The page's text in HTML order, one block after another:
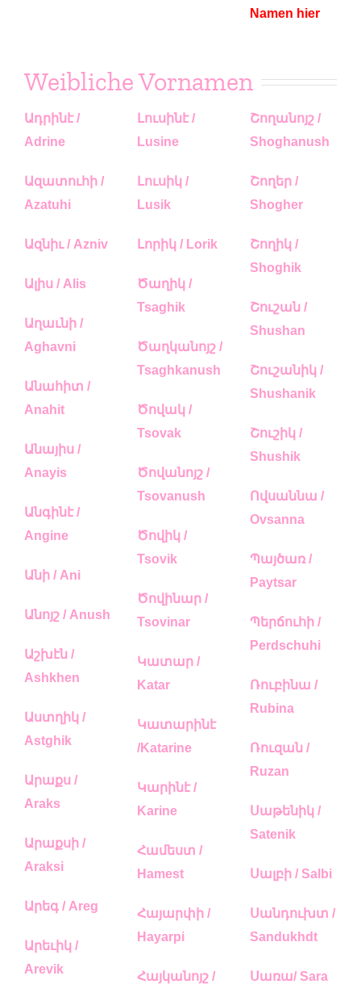
Namen hier
Weibliche Vornamen
Ադրինէ /
Adrine
Ազատուհի /
Azatuhi
Ազնիւ / Azniv
Ալիս / Alis
Աղաւնի /
Aghavni
Անահիտ /
Anahit
Անայիս /
Anayis
Անգինէ /
Angine
Անի / Ani
Անոյշ / Anush
Աշխէն /
Ashkhen
Աստղիկ /
Astghik
Արաքս /
Araks
Արաքսի /
Araksi
Արեգ / Areg
Արեւիկ /
Arevik
Լուսինէ /
Lusine
Լուսիկ /
Lusik
Լորիկ / Lorik
Ծաղիկ /
Tsaghik
Ծաղկանոյշ /
Tsaghkanush
Ծովակ /
Tsovak
Ծովանոյշ /
Tsovanush
Ծովիկ /
Tsovik
Ծովինար /
Tsovinar
Կատար /
Katar
Կատարինէ
/Katarine
Կարինէ /
Karine
Համեստ /
Hamest
Հայարփի /
Hayarpi
Հայկանոյշ /
Շողանոյշ /
Shoghanush
Շողեր /
Shogher
Շողիկ /
Shoghik
Շուշան /
Shushan
Շուշանիկ /
Shushanik
Շուշիկ /
Shushik
Ովսաննա /
Ovsanna
Պայծառ /
Paytsar
Պերճուհի /
Perdschuhi
Ռուբինա /
Rubina
Ռուզան /
Ruzan
Սաթենիկ /
Satenik
Սալբի / Salbi
Սանդուխտ /
Sandukhdt
Սառա/ Sara